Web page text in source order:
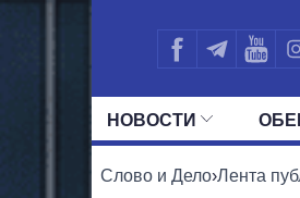
НОВОСТИ
ВСЕ
Слово и Дело›Лента